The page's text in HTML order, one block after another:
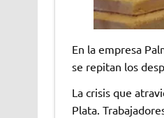
En la empresa
se repitan los
La crisis que
Plata.